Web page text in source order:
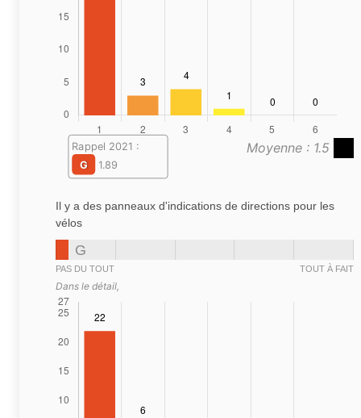
Moyenne : 1.5
Rappel 2021 :
G
1.89
Il y a des panneaux d'indications de directions pour les
vélos
G
PAS DU TOUT TOUT À FAIT
Dans le détail,